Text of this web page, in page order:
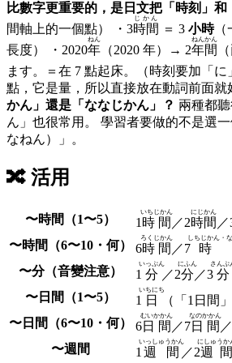
比數字更重要的，是日文把「時刻」
間軸上的一個點） ・3時間
じかん
＝ 3 小時
長度） ・2020年
ねん
（2020 年）→ 2年間
ねんかん
ます。＝在 7 點起床。（時刻要加「に
かん」還是「ななじかん」？ 兩種都
ん」也很常用。 學習者要做的不
なねん）」。
🔀 活用
〜時間（1〜5） 1 時間
いちじかん
／2時間
にじかん
〜時間（6〜10・何） 6時間
ろくじかん
／7 時
しちじかん・
〜分（音變注意） 1 分
いっぷん
／2分
にふん
／3 分
さんぷ
〜日間（1〜5） 1 日
いちにち
（「1日間
〜日間（6〜10・何） 6日間
むいかかん
／7日間
なのかかん
〜週間 1 週間
いっしゅうかん
／2週間
にしゅうか